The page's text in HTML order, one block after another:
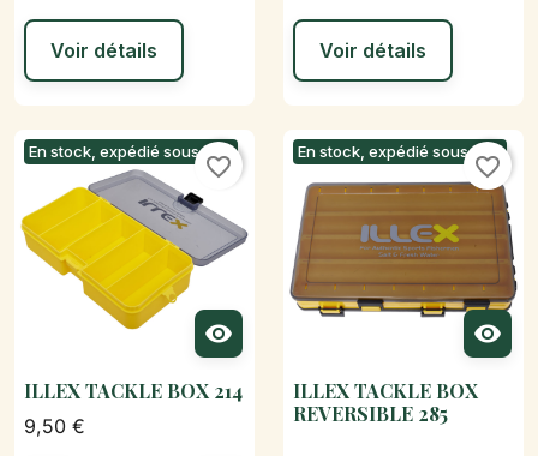
Voir détails Voir détails
En stock, expédié sous 24h

favorite_border
ILLEX TACKLE BOX 214
9,50 €
En stock, expédié sous 24h

favorite_border
ILLEX TACKLE BOX
REVERSIBLE 285